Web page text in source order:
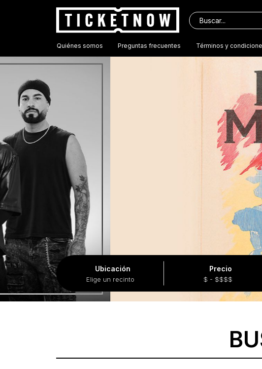
Quiénes somos Preguntas frecuentes Términos y
Ubicación
Elige un recinto
Precio
$ - $$$$